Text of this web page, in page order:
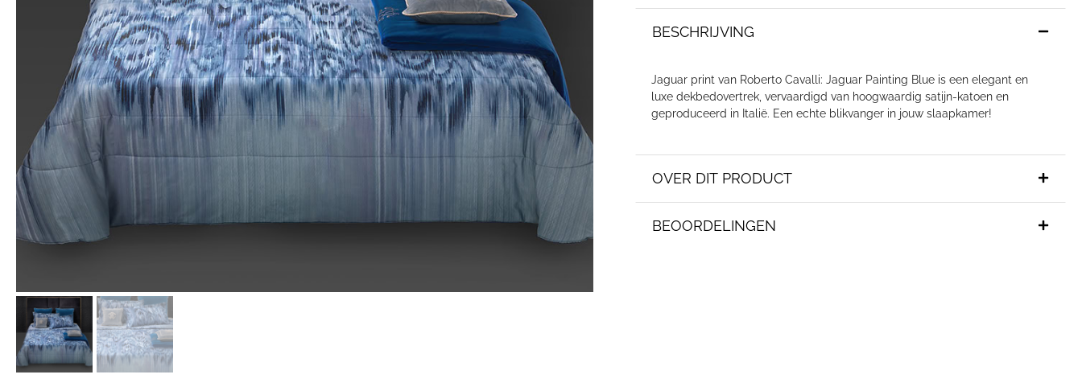
BESCHRIJVING
Jaguar print van Roberto Cavalli: Jaguar Painting Blue is een elegant en
luxe dekbedovertrek, vervaardigd van hoogwaardig satijn-katoen en
geproduceerd in Italië. Een echte blikvanger in jouw slaapkamer!
OVER DIT PRODUCT
BEOORDELINGEN